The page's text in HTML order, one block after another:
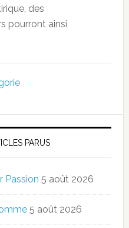
des
pourront ainsi
PARUS
Passion 5 août 2026
5 août 2026